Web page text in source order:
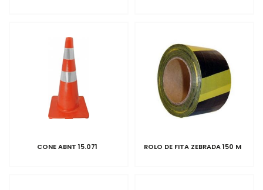
CONE ABNT 15.071 ROLO DE FITA ZEBRADA 150 M